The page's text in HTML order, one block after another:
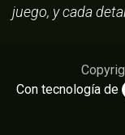
juego, y cada
Con tecnología de